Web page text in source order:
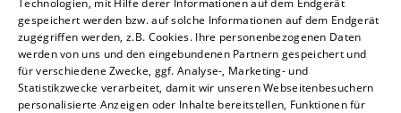
Technologien, mit Hilfe derer Informationen auf dem Endgerät
gespeichert werden bzw. auf solche Informationen auf dem Endgerät
zugegriffen werden, z.B. Cookies. Ihre personenbezogenen Daten
werden von uns und den eingebundenen Partnern gespeichert und
für verschiedene Zwecke, ggf. Analyse-, Marketing- und
Statistikzwecke verarbeitet, damit wir unseren Webseitenbesuchern
personalisierte Anzeigen oder Inhalte bereitstellen, Funktionen für